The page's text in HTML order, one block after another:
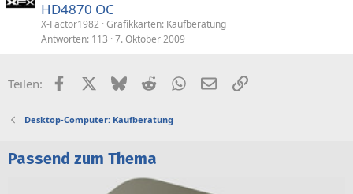
a
HD4870 OC
X-Factor1982 Grafikkarten: Kaufberatung
Antworten 113 7. Oktober 2009
Teilen: FacebookX (Twitter)
BlueskyRedditWhatsApp
E-MailLink
Desktop-Computer: Kaufberatung
Passend zum Thema